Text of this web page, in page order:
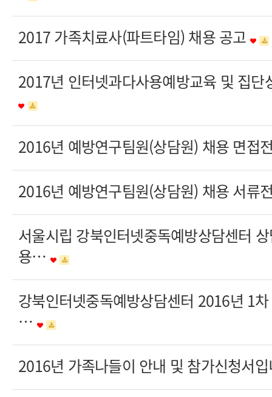
2017 가족치료사(파트타임) 채용 공고
2017년 인터넷과다사용예방교육 및 집
2016년 예방연구팀원(상담원) 채용 면
2016년 예방연구팀원(상담원) 채용 서
서울시립 강북인터넷중독예방상담센터
용…
강북인터넷중독예방상담센터 2016년 1
…
2016년 가족나들이 안내 및 참가신청서